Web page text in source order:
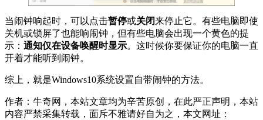
当闹钟响起时，可以点击暂停或关闭来停止它。有些电脑即使
关机或锁屏了也能响闹钟，但有些电脑会出现一个黄色的提
示： 通知仅在设备唤醒时显示。这时候你要保证你的电脑一直
开着才能听到闹钟。
综上，就是Windows10系统设置自带闹钟的方法。
作者：牛奇网，本站文章均为辛苦原创，在此严正声明，本站
内容严禁采集转载，面斥不雅请好自为之，本文网址：